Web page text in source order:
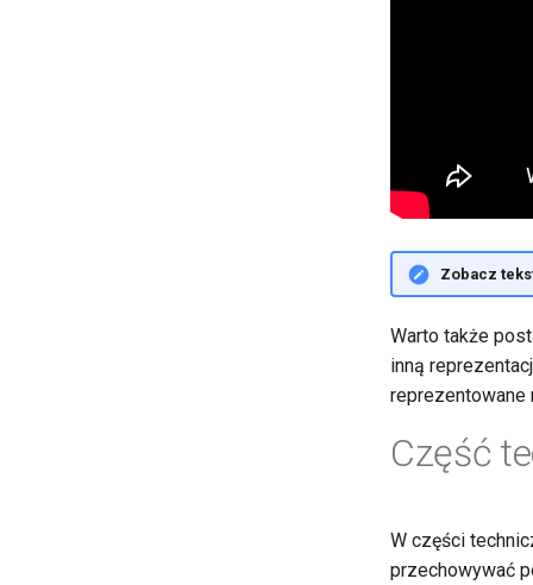
Zobacz
Warto także
inną
reprezentowane
Część
W części
przechowywać